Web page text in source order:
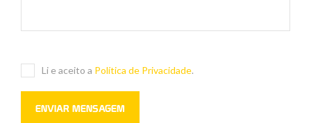
Li e aceito a Política de Privacidade.